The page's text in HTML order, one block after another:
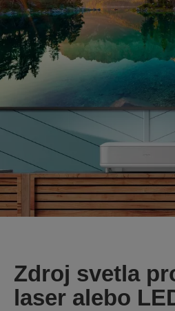
Zdroj svetla
laser alebo